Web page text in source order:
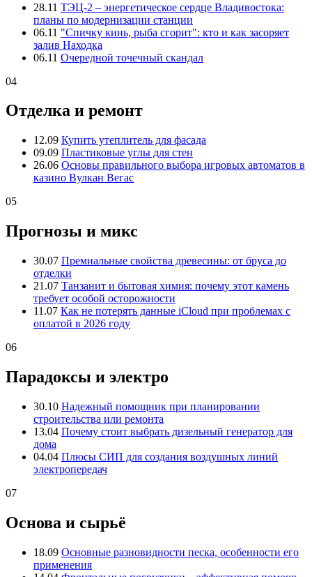
28.11 ТЭЦ-2 – энергетическое сердце Владивостока:
планы по модернизации станции
06.11 "Спичку кинь, рыба сгорит": кто и как засоряет
залив Находка
06.11 Очередной точечный скандал
04
Отделка и ремонт
12.09 Купить утеплитель для фасада
09.09 Пластиковые углы для стен
26.06 Основы правильного выбора игровых автоматов в
казино Вулкан Вегас
05
Прогнозы и микс
30.07 Премиальные свойства древесины: от бруса до
отделки
21.07 Танзанит и бытовая химия: почему этот камень
требует особой осторожности
11.07 Как не потерять данные iCloud при проблемах с
оплатой в 2026 году
06
Парадоксы и электро
30.10 Надежный помощник при планировании
строительства или ремонта
13.04 Почему стоит выбрать дизельный генератор для
дома
04.04 Плюсы СИП для создания воздушных линий
электропередач
07
Основа и сырьё
18.09 Основные разновидности песка, особенности его
применения